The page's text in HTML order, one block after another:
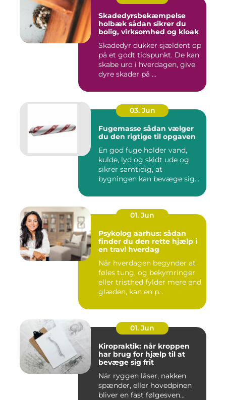
Skadedyrsbekæmpelse
holbæk sådan sikrer du
bolig, virksomhed og kloak
Skadedyr dukker sjældent op
på et godt tidspunkt. De kan
skabe uro i hverdagen, give
dyre skader på ...
03. Jun
Fugemasse sådan vælger
du den rigtige til opgaven
En god fuge holder vand,
kulde, lyd og skidt ude og
sikrer samtidig, at
bygningen kan bevæge sig
01. Jun
Psykolog aarhus: sådan
finder du den rette hjælp i
en travl hverdag
Når hverdagen begynder at
føles tung, og bekymringer
eller tristhed fylder mere end
glæden, kan en p...
01. Jun
Kiropraktik: når kroppen
har brug for hjælp til at
bevæge sig frit
Når ryggen låser, nakken
spænder, eller hovedpinen
bliver en fast følgesven...